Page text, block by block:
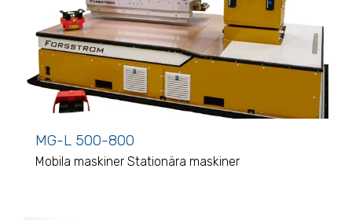
MG-L 500-800
Mobila maskiner Stationära maskiner